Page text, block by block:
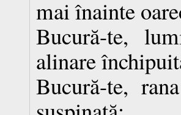
mai înainte
Bucură-te,
alinare
Bucură-te,